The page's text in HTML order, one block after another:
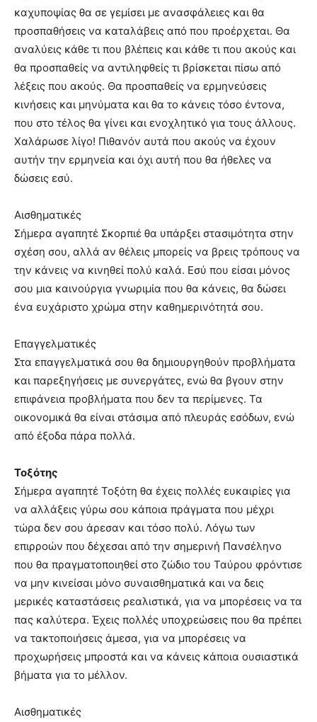
καχυποψίας θα σε γεμίσει με ανασφάλειες και θα
προσπαθήσεις να καταλάβεις από που προέρχεται. Θα
αναλύεις κάθε τι που βλέπεις και κάθε τι που ακούς και
θα προσπαθείς να αντιληφθείς τι βρίσκεται πίσω από
λέξεις που ακούς. Θα προσπαθείς να ερμηνεύσεις
κινήσεις και μηνύματα και θα το κάνεις τόσο έντονα,
που στο τέλος θα γίνει και ενοχλητικό για τους άλλους.
Χαλάρωσε λίγο! Πιθανόν αυτά που ακούς να έχουν
αυτήν την ερμηνεία και όχι αυτή που θα ήθελες να
δώσεις εσύ.
Αισθηματικές
Σήμερα αγαπητέ Σκορπιέ θα υπάρξει στασιμότητα στην
σχέση σου, αλλά αν θέλεις μπορείς να βρεις τρόπους να
την κάνεις να κινηθεί πολύ καλά. Εσύ που είσαι μόνος
σου μια καινούργια γνωριμία που θα κάνεις, θα δώσει
ένα ευχάριστο χρώμα στην καθημερινότητά σου.
Επαγγελματικές
Στα επαγγελματικά σου θα δημιουργηθούν προβλήματα
και παρεξηγήσεις με συνεργάτες, ενώ θα βγουν στην
επιφάνεια προβλήματα που δεν τα περίμενες. Τα
οικονομικά θα είναι στάσιμα από πλευράς εσόδων, ενώ
από έξοδα πάρα πολλά.
Τοξότης
Σήμερα αγαπητέ Τοξότη θα έχεις πολλές ευκαιρίες για
να αλλάξεις γύρω σου κάποια πράγματα που μέχρι
τώρα δεν σου άρεσαν και τόσο πολύ. Λόγω των
επιρροών που δέχεσαι από την σημερινή Πανσέληνο
που θα πραγματοποιηθεί στο ζώδιο του Ταύρου φρόντισε
να μην κινείσαι μόνο συναισθηματικά και να δεις
μερικές καταστάσεις ρεαλιστικά, για να μπορέσεις να τα
πας καλύτερα. Έχεις πολλές υποχρεώσεις που θα πρέπει
να τακτοποιήσεις άμεσα, για να μπορέσεις να
προχωρήσεις μπροστά και να κάνεις κάποια ουσιαστικά
βήματα για το μέλλον.
Αισθηματικές